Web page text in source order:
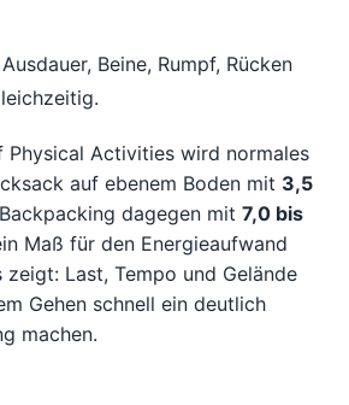
Beine, Rumpf, Rücken
Physical Activities wird normales
auf ebenem Boden mit 3,5
dagegen mit 7,0 bis
Maß für den Energieaufwand
Last, Tempo und Gelände
Gehen schnell ein deutlich
machen.